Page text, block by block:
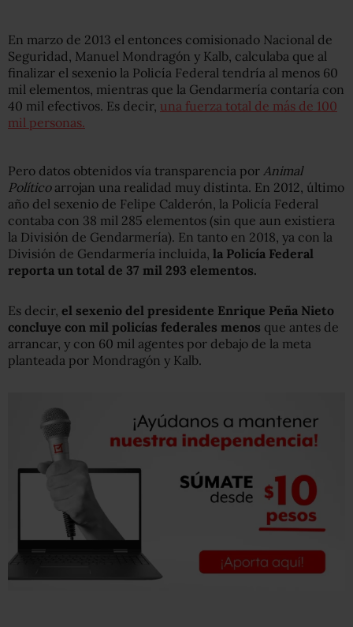
En marzo de 2013 el entonces comisionado Nacional de
Seguridad, Manuel Mondragón y Kalb, calculaba que al
finalizar el sexenio la Policía Federal tendría al menos 60
mil elementos, mientras que la Gendarmería contaría con
40 mil efectivos. Es decir, una fuerza total de más de 100
mil personas.
Pero datos obtenidos vía transparencia por Animal
Políticoarrojan una realidad muy distinta. En 2012, último
año del sexenio de Felipe Calderón, la Policía Federal
contaba con 38 mil 285 elementos (sin que aun existiera
la División de Gendarmería). En tanto en 2018, ya con la
División de Gendarmería incluida, la Policía Federal
reporta un total de 37 mil 293 elementos.
Es decir, el sexenio del presidente Enrique Peña Nieto
concluye con mil policías federales menos que antes de
arrancar, y con 60 mil agentes por debajo de la meta
planteada por Mondragón y Kalb.